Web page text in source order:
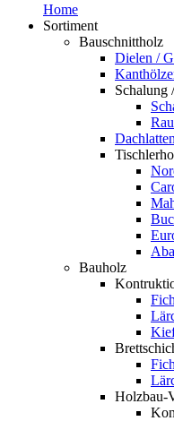
Home
Sortiment
Bauschnittholz
Dielen /
Schalung
Bauholz
Holzbau-